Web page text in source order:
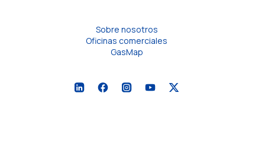
Sobre nosotros
Oficinas comerciales
GasMap